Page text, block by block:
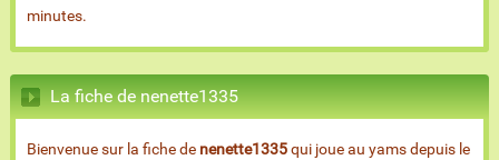
minutes.
La fiche de nenette1335
Bienvenue sur la fiche de nenette1335qui joue au yams depuis le